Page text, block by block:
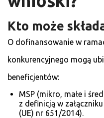
Kto może
O dofinansowanie w
konkurencyjnego mogą
beneficjentów:
MSP (mikro, małe i
z definicją w
(UE) nr 651/2014).